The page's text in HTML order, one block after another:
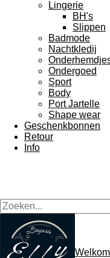
Lingerie
BH's
Slippen
Badmode
Nachtkledij
Ondergoed
Sport
Body
Port Jartelle
Shape wear
Geschenkbonnen
Retour
Info